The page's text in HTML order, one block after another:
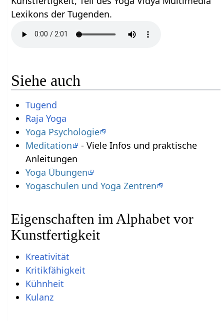
Lexikons der Tugenden.
Siehe auch
Tugend
Raja Yoga
Yoga Psychologie
Meditation
- Viele Infos und praktische
Anleitungen
Yoga Übungen
Yogaschulen und Yoga Zentren
Eigenschaften im Alphabet vor
Kunstfertigkeit
Kreativität
Kritikfähigkeit
Kühnheit
Kulanz